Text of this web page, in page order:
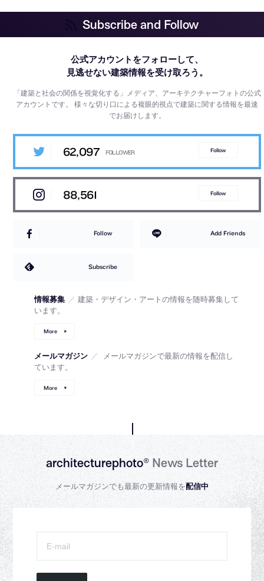
Subscribe and Follow
公式アカウントをフォローして、
見逃せない建築情報を受け取ろう。
「建築と社会の関係を視覚化する」メディア、アーキテクチャーフォトの公式
アカウントです。様々な切り口による複眼的視点で建築に関する情報を最速
でお届けします。
62,097 Follow
88,561 Follow
Follow Add Friends
Subscribe
情報募集 ／ 建築・デザイン・アートの情報を随時募集して
います。
More
メールマガジン ／
メールマガジンで最新の情報を配信し
ています。
More
architecturephoto®News Letter
メールマガジンでも最新の更新情報を配信中